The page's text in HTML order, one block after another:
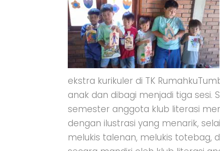
ekstra kurikuler di TK
anak dan dibagi menjadi tiga sesi.
semester anggota klub literasi
dengan ilustrasi yang menarik,
melukis talenan, melukis totebag,